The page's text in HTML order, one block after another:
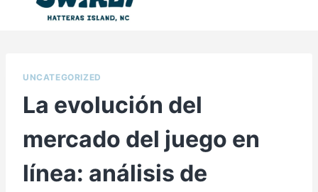
UNCATEGORIZED
La evolución del
mercado del juego en
línea: análisis de